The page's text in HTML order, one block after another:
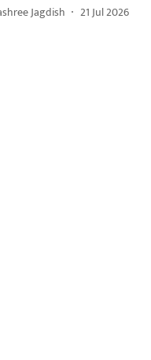
Jagdish 21 Jul 2026